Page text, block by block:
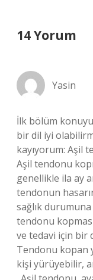
14 Yorum
Yasin
İlk bölüm
bir dil iyi
kayıyorum: Aşil
Aşil tendonu
genellikle ila ay
tendonun
sağlık
tendonu
ve tedavi için bir
Tendonu kopan
kişi yürüyebilir,